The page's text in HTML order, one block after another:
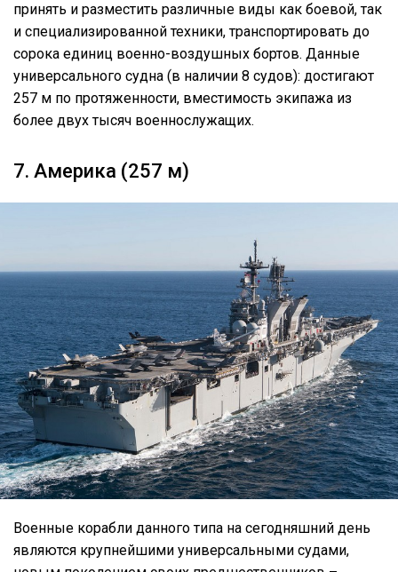
принять и разместить различные виды как боевой, так
и специализированной техники, транспортировать до
сорока единиц военно-воздушных бортов. Данные
универсального судна (в наличии 8 судов): достигают
257 м по протяженности, вместимость экипажа из
более двух тысяч военнослужащих.
7. Америка (257 м)
Военные корабли данного типа на сегодняшний день
являются крупнейшими универсальными судами,